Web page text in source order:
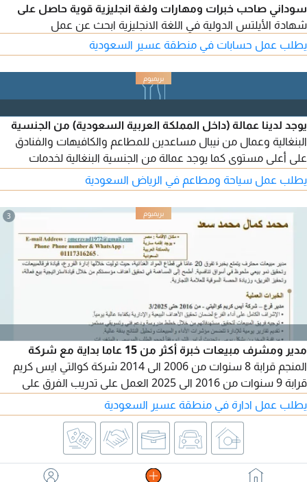
سوداني صاحب خبرات ومهارات ولغة انجليزية قوية حاصل على
شهادة الأيلتس الدولية في اللغة الانجليزية ابحث عن عمل
يطلب عمل حسابات في منطقة عسير السعودية
يوجد لدينا عمالة (داخل المملكة العربية السعودية) من الجنسية
البنغالية وعمال من نيبال مساعدين للمطاعم والكافيهات والفنادق
على أعلى مستوى كما يوجد عمالة من الجنسية البنغالية لخدمات
المطاعم والمقاهي والفنادق ونظافة المستشفيات والحدائق العامة
والشركات والمؤسسات
يطلب عمل سياحة ومطاعم في الرياض السعودية
3
مدير ومشرف مبيعات خبرة أكثر من 15 عاما بداية مع شركة
المنجم قرابة 8 سنوات من 2006 الى 2014 شركة كوالتي ايس كريم
قرابة 9 سنوات من 2016 الى 2025 العمل على تدريب الفرق على
مهارات التواصل وضع الخطط لتحقيق الأهداف الابتكار المستمر
ومتابعة المنافسين لضمان بقائنا في المقدمة والسعي دائما لتحقيق
نتائج متميزة تنعكس على النمو ورفع التقارير الى الإدارة بصفه دوريه.
لدي اقامة سارية ومتاح نقل كفالة. مع الشكر
يطلب عمل ادارة في منطقة عسير السعودية